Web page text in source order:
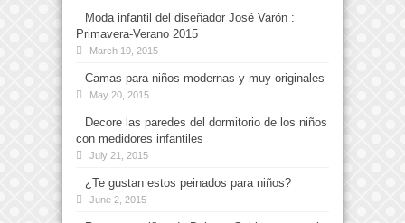
Moda infantil del diseñador José Varón :
Primavera-Verano 2015
March 10, 2015
Camas para niños modernas y muy originales
May 20, 2015
Decore las paredes del dormitorio de los niños
con medidores infantiles
July 21, 2015
¿Te gustan estos peinados para niños?
June 2, 2015